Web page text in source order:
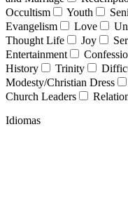
Occultism
Youth
Evangelism
Love
Thought Life
Joy
Entertainment
History
Trinity
Modesty/Christian Dress
Church Leaders
Idiomas